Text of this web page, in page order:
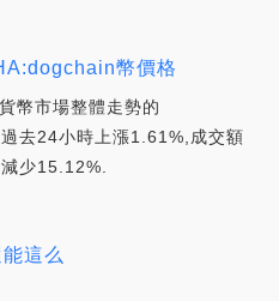
幣價格
幣市場整體走勢的
去24小時上漲1.61%,成交額
少15.12%.
這么